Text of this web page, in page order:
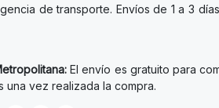
de transporte. Envíos de 1 a 3
El envío es gratuito para
una vez realizada la compra.